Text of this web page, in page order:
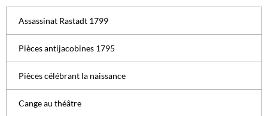
Assassinat Rastadt 1799
Pièces antijacobines 1795
Pièces célébrant la naissance
Cange au théâtre